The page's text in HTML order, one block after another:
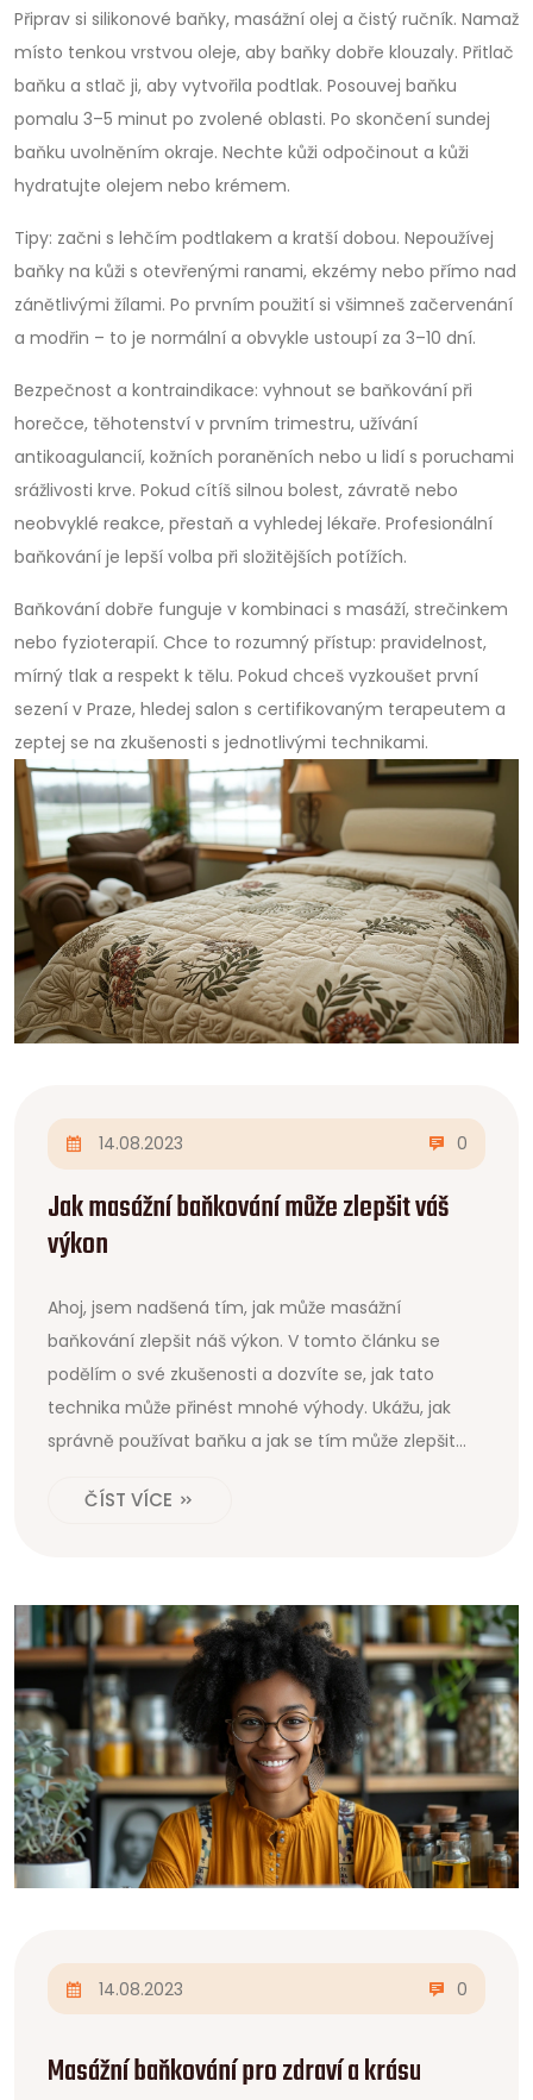
Připrav si silikonové baňky, masážní olej a čistý ručník. Namaž
místo tenkou vrstvou oleje, aby baňky dobře klouzaly. Přitlač
baňku a stlač ji, aby vytvořila podtlak. Posouvej baňku
pomalu 3–5 minut po zvolené oblasti. Po skončení sundej
baňku uvolněním okraje. Nechte kůži odpočinout a kůži
hydratujte olejem nebo krémem.
Tipy: začni s lehčím podtlakem a kratší dobou. Nepoužívej
baňky na kůži s otevřenými ranami, ekzémy nebo přímo nad
zánětlivými žílami. Po prvním použití si všimneš začervenání
a modřin – to je normální a obvykle ustoupí za 3–10 dní.
Bezpečnost a kontraindikace: vyhnout se baňkování při
horečce, těhotenství v prvním trimestru, užívání
antikoagulancií, kožních poraněních nebo u lidí s poruchami
srážlivosti krve. Pokud cítíš silnou bolest, závratě nebo
neobvyklé reakce, přestaň a vyhledej lékaře. Profesionální
baňkování je lepší volba při složitějších potížích.
Baňkování dobře funguje v kombinaci s masáží, strečinkem
nebo fyzioterapií. Chce to rozumný přístup: pravidelnost,
mírný tlak a respekt k tělu. Pokud chceš vyzkoušet první
sezení v Praze, hledej salon s certifikovaným terapeutem a
zeptej se na zkušenosti s jednotlivými technikami.
14.08.2023 0
Jak masážní baňkování může zlepšit váš
výkon
Ahoj, jsem nadšená tím, jak může masážní
baňkování zlepšit náš výkon. V tomto článku se
podělím o své zkušenosti a dozvíte se, jak tato
technika může přinést mnohé výhody. Ukážu, jak
správně používat baňku a jak se tím může zlepšit
ČÍST VÍCE
14.08.2023 0
Masážní baňkování pro zdraví a krásu